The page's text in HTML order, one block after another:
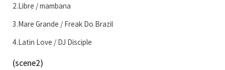
2.Libre / mambana
3.Mare Grande / Freak Do Brazil
4.Latin Love / DJ Disciple
(scene2)